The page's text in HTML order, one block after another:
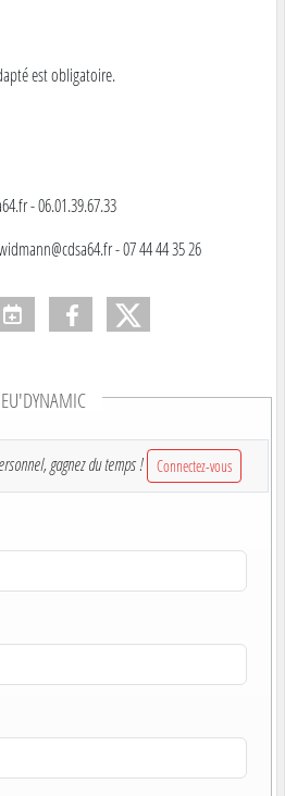
est obligatoire.
- 06.01.39.67.33
- 07 44 44 35 26
gagnez du temps ! Connectez-vous